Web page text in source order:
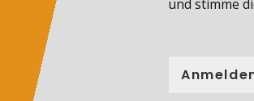
und stimme